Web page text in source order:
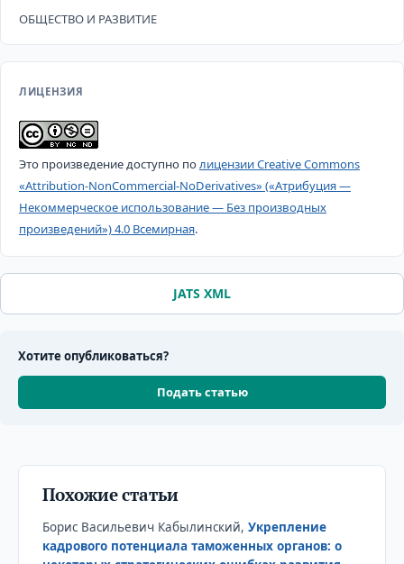
ОБЩЕСТВО И РАЗВИТИЕ
ЛИЦЕНЗИЯ
Это произведение доступно полицензии Creative Commons
«Attribution-NonCommercial-NoDerivatives» («Атрибуция —
Некоммерческое использование — Без производных
произведений») 4.0 Всемирная.
JATS XML
Хотите опубликоваться?
Подать статью
Похожие статьи
Борис Васильевич Кабылинский, Укрепление
кадрового потенциала таможенных органов: о